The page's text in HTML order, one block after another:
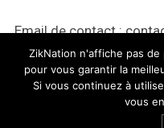
Email de contact :
ZikNation n'affiche pas
pour vous garantir la
Si vous continuez à
vous